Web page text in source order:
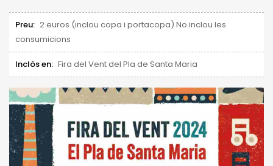
Preu: 2 euros (inclou copa i portacopa) No inclou les
consumicions
Inclòs en: Fira del Vent del Pla de Santa Maria